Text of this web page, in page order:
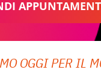
OGGI PER IL